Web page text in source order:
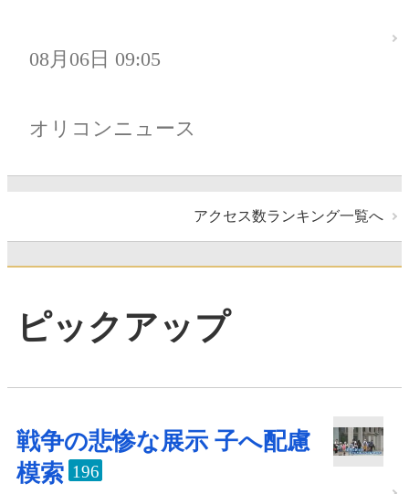
08月06日 09:05
オリコンニュース
アクセス数ランキング一覧へ
ピックアップ
戦争の悲惨な展示 子へ配慮
模索 196